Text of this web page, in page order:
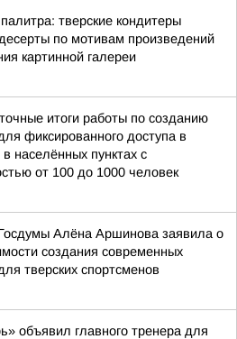
тверские кондитеры
по мотивам произведений
картинной галереи
итоги работы по созданию
фиксированного доступа в
в населённых пунктах с
от 100 до 1000 человек
Алёна Аршинова заявила о
создания современных
тверских спортсменов
объявил главного тренера для